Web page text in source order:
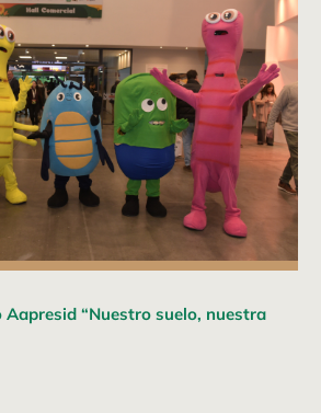
Aapresid “Nuestro suelo, nuestra